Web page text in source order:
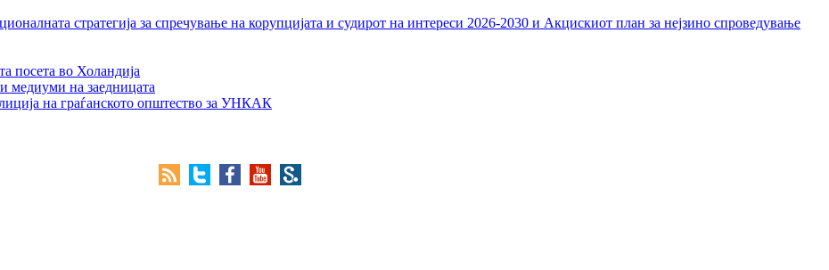
стратегија за спречување на корупцијата и судирот на интереси 2026-2030 и Акцискиот план за нејзино спроведување
посета во Холандија
медиуми на заедницата
на граѓанското општество за УНКАК